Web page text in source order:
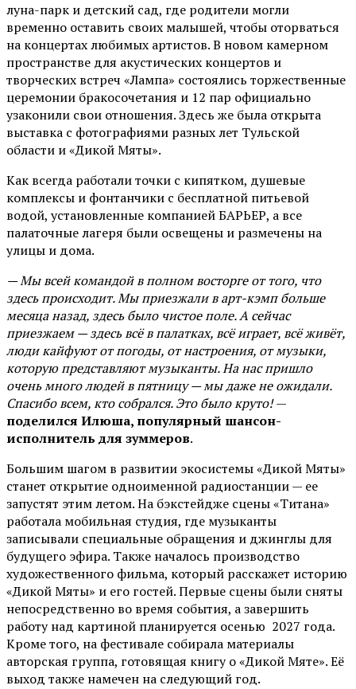
луна-парк и детский сад, где родители могли
временно оставить своих малышей, чтобы оторваться
на концертах любимых артистов. В новом камерном
пространстве для акустических концертов и
творческих встреч «Лампа» состоялись торжественные
церемонии бракосочетания и 12 пар официально
узаконили свои отношения. Здесь же была открыта
выставка с фотографиями разных лет Тульской
области и «Дикой Мяты».
Как всегда работали точки с кипятком, душевые
комплексы и фонтанчики с бесплатной питьевой
водой, установленные компанией БАРЬЕР, а все
палаточные лагеря были освещены и размечены на
улицы и дома.
— Мы всей командой в полном восторге от того, что
здесь происходит. Мы приезжали в арт-кэмп больше
месяца назад, здесь было чистое поле. А сейчас
приезжаем — здесь всё в палатках, всё играет, всё живёт,
люди кайфуют от погоды, от настроения, от музыки,
которую представляют музыканты. На нас пришло
очень много людей в пятницу — мы даже не ожидали.
Спасибо всем, кто собрался. Это было круто!—
поделился Илюша, популярный шансон-
исполнитель для зуммеров.
Большим шагом в развитии экосистемы «Дикой Мяты»
станет открытие одноименной радиостанции — ее
запустят этим летом. На бэкстейдже сцены «Титана»
работала мобильная студия, где музыканты
записывали специальные обращения и джинглы для
будущего эфира. Также началось производство
художественного фильма, который расскажет историю
«Дикой Мяты» и его гостей. Первые сцены были сняты
непосредственно во время события, а завершить
работу над картиной планируется осенью 2027 года.
Кроме того, на фестивале собирала материалы
авторская группа, готовящая книгу о «Дикой Мяте». Её
выход также намечен на следующий год.